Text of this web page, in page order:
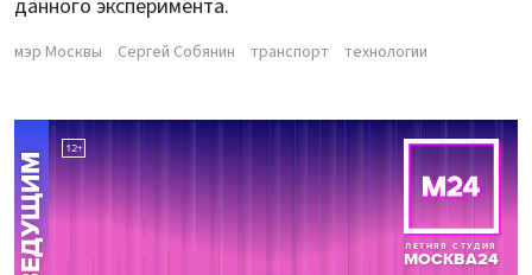
данного эксперимента.
мэр Москвы Сергей Собянин транспорт технологии